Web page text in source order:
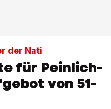
der Nati
für Peinlich-
von 51-